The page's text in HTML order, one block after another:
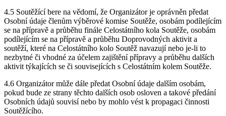
4.5 Soutěžící bere na vědomí, že Organizátor je oprávněn předat
Osobní údaje členům výběrové komise Soutěže, osobám podílejícím
se na přípravě a průběhu finále Celostátního kola Soutěže, osobám
podílejícím se na přípravě a průběhu Doprovodných aktivit a
soutěží, které na Celostátního kolo Soutěž navazují nebo je-li to
nezbytné či vhodné za účelem zajištění přípravy a průběhu dalších
aktivit týkajících se či souvisejících s Celostátním kolem Soutěže.
4.6 Organizátor může dále předat Osobní údaje dalším osobám,
pokud bude ze strany těchto dalších osob osloven a takové předání
Osobních údajů souvisí nebo by mohlo vést k propagaci činnosti
Soutěžícího.